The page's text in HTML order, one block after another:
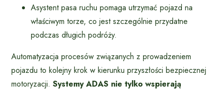
Asystent pasa ruchu pomaga utrzymać pojazd na
właściwym torze, co jest szczególnie przydatne
podczas długich podróży.
Automatyzacja procesów związanych z prowadzeniem
pojazdu to kolejny krok w kierunku przyszłości bezpiecznej
motoryzacji. Systemy ADAS nie tylko wspierają